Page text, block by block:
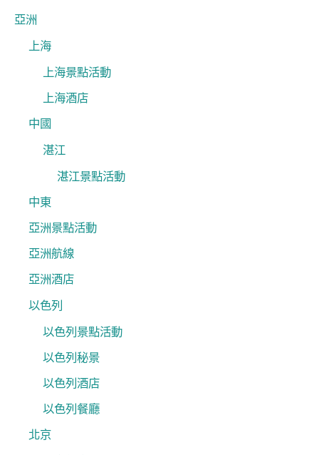
字
亞洲
上海
上海景點活動
上海酒店
中國
湛江
湛江景點活動
中東
亞洲景點活動
亞洲航線
亞洲酒店
以色列
以色列景點活動
以色列秘景
以色列酒店
以色列餐廳
北京